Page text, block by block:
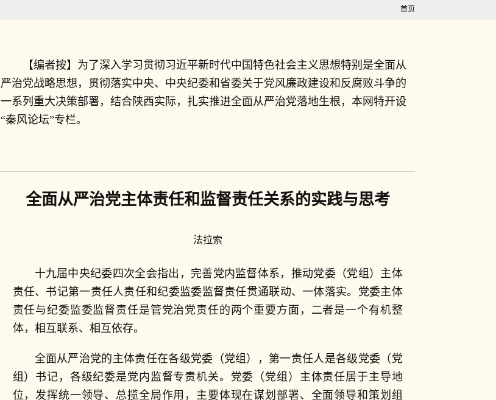
首页
【编者按】为了深入学习贯彻习近平新时代中国特色社会主义思想特别是全面从
严治党战略思想，贯彻落实中央、中央纪委和省委关于党风廉政建设和反腐败斗争的
一系列重大决策部署，结合陕西实际，扎实推进全面从严治党落地生根，本网特开设
“秦风论坛”专栏。
全面从严治党主体责任和监督责任关系的实践与思考
法拉索
十九届中央纪委四次全会指出，完善党内监督体系，推动党委（党组）主体
责任、书记第一责任人责任和纪委监委监督责任贯通联动、一体落实。党委主体
责任与纪委监委监督责任是管党治党责任的两个重要方面，二者是一个有机整
体，相互联系、相互依存。
全面从严治党的主体责任在各级党委（党组），第一责任人是各级党委（党
组）书记，各级纪委是党内监督专责机关。党委（党组）主体责任居于主导地
位，发挥统一领导、总揽全局作用，主要体现在谋划部署、全面领导和策划组